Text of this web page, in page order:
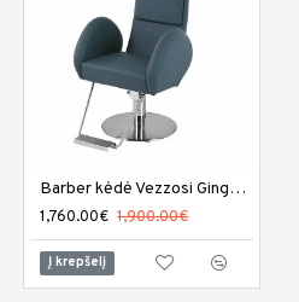
Barber kėdė Vezzosi Gingerman
1,760.00€ 1,900.00€
Į krepšelį